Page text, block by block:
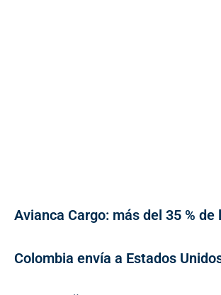
Avianca Cargo: más del 35 %
Colombia envía a Estados